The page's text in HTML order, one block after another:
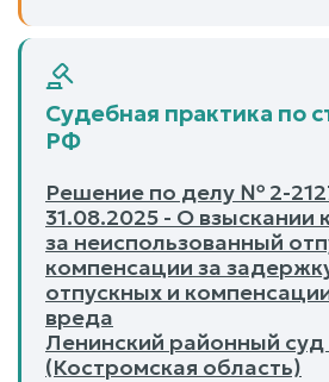
Судебная практика по
РФ
Решение по делу № 2-
31.08.2025 - О взыскании
за неиспользованный
компенсации за
отпускных и
вреда
Ленинский районный
(Костромская область)